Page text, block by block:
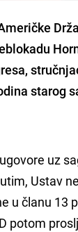
starog
uz
Ustav
u članu 13
potom